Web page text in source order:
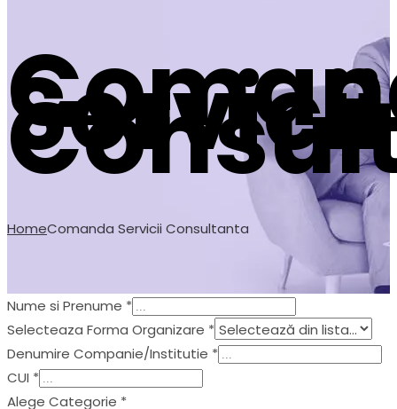
Servicii
HomeComanda Servicii Consultanta
Nume si Prenume *
Selecteaza Forma Organizare *
Denumire Companie/Institutie *
CUI *
Alege Categorie *